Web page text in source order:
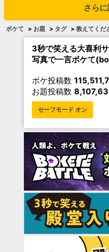
さら
ボケて > お題 > タグ > 教えてくだ
3秒で笑える大喜利
写真で一言ボケて
ボケ投稿数
お題投稿数
セーフモード オン